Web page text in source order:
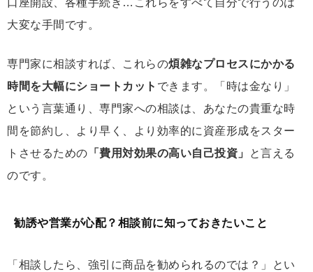
口座開設、各種手続き…これらをすべて自分で行うのは
大変な手間です。
専門家に相談すれば、これらの煩雑なプロセスにかかる
時間を大幅にショートカット できます。「時は金なり」
という言葉通り、専門家への相談は、あなたの貴重な時
間を節約し、より早く、より効率的に資産形成をスター
トさせるための 「費用対効果の高い自己投資」
と言える
のです。
勧誘や営業が心配？相談前に知っておきたいこと
「相談したら、強引に商品を勧められるのでは？」とい